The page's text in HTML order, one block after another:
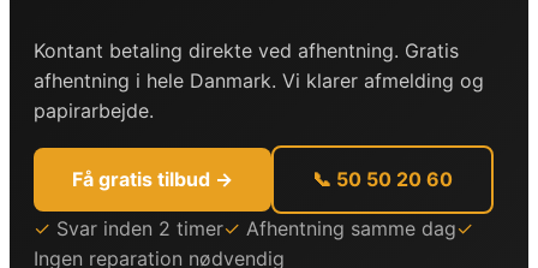
Kontant betaling direkte ved afhentning. Gratis
afhentning i hele Danmark. Vi klarer afmelding og
papirarbejde.
Få gratis tilbud → 📞 50 50 20 60
✓ Svar inden 2 timer✓ Afhentning samme dag✓
Ingen reparation nødvendig